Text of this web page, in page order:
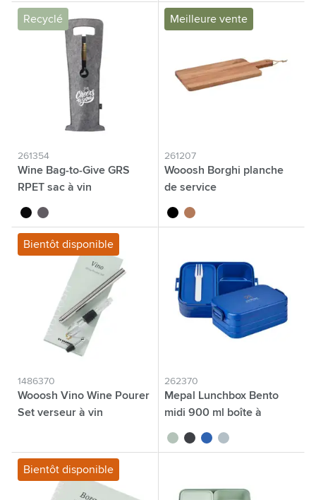
Recyclé
261354
Wine Bag-to-Give GRS
RPET sac à vin
noir gris
Meilleure vente
261207
Wooosh Borghi planche
de service
noir brun bois
Bientôt disponible
1486370
Wooosh Vino Wine Pourer
Set verseur à vin
262370
Mepal Lunchbox Bento
midi 900 ml boîte à
vert tilleul
noir bleu bleu nordique
Bientôt disponible